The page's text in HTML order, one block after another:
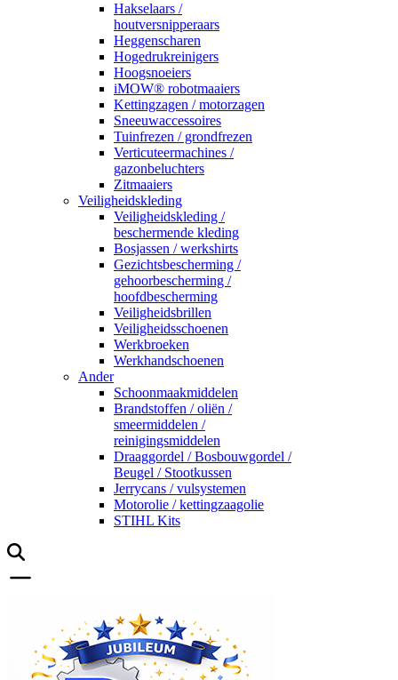
Hakselaars /
houtversnipperaars
Heggenscharen
Hogedrukreinigers
Hoogsnoeiers
iMOW® robotmaaiers
Kettingzagen / motorzagen
Sneeuwaccessoires
Tuinfrezen / grondfrezen
Verticuteermachines /
gazonbeluchters
Zitmaaiers
Veiligheidskleding
Veiligheidskleding /
beschermende kleding
Bosjassen / werkshirts
Gezichtsbescherming /
gehoorbescherming /
hoofdbescherming
Veiligheidsbrillen
Veiligheidsschoenen
Werkbroeken
Werkhandschoenen
Ander
Schoonmaakmiddelen
Brandstoffen / oliën /
smeermiddelen /
reinigingsmiddelen
Draaggordel / Bosbouwgordel /
Beugel / Stootkussen
Jerrycans / vulsystemen
Motorolie / kettingzaagolie
STIHL Kits